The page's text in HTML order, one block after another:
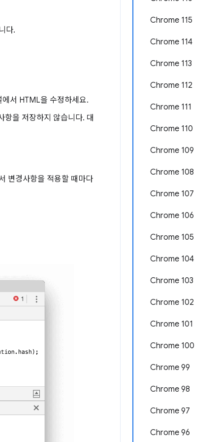
Chrome 115
Chrome 114
Chrome 113
Chrome 112
Chrome 111
Chrome 110
Chrome 109
Chrome 108
Chrome 107
Chrome 106
Chrome 105
Chrome 104
Chrome 103
Chrome 102
Chrome 101
Chrome 100
Chrome 99
Chrome 98
Chrome 97
Chrome 96
다.
에서 HTML을 수정하세요.
을 저장하지 않습니다. 대
변경사항을 적용할 때마다